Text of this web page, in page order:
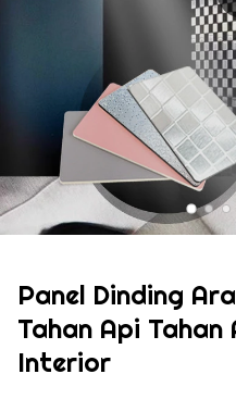
Panel Dinding
Tahan Api
Interior